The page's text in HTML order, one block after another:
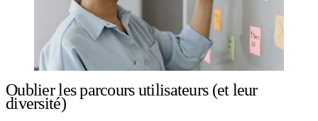
Oublier les parcours utilisateurs (et leur
diversité)